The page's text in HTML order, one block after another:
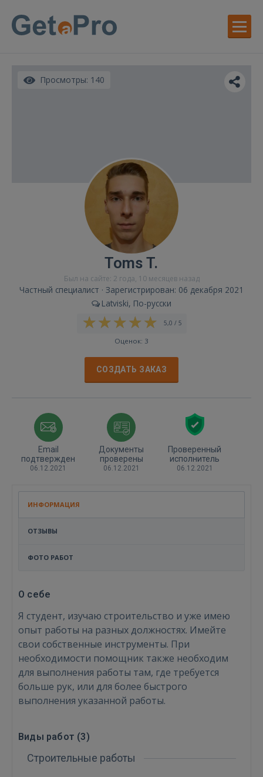
Просмотры: 140
Toms T.
Был на сайте: 2 года, 10 месяцев назад
Частный специалист · Зарегистрирован: 06 декабря 2021
Latviski, По-русски
5,0 / 5
Оценок: 3
СОЗДАТЬ ЗАКАЗ
Email
подтвержден
06.12.2021
Документы
проверены
06.12.2021
Проверенный
исполнитель
06.12.2021
ИНФОРМАЦИЯ
ОТЗЫВЫ
ФОТО РАБОТ
О себе
Я студент, изучаю строительство и уже имею
опыт работы на разных должностях. Имейте
свои собственные инструменты. При
необходимости помощник также необходим
для выполнения работы там, где требуется
больше рук, или для более быстрого
выполнения указанной работы.
Виды работ (3)
Строительные работы